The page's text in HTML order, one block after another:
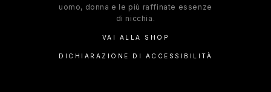
uomo, donna e le più raffinate essenze
di nicchia.
VAI ALLA SHOP
DICHIARAZIONE DI ACCESSIBILITÀ